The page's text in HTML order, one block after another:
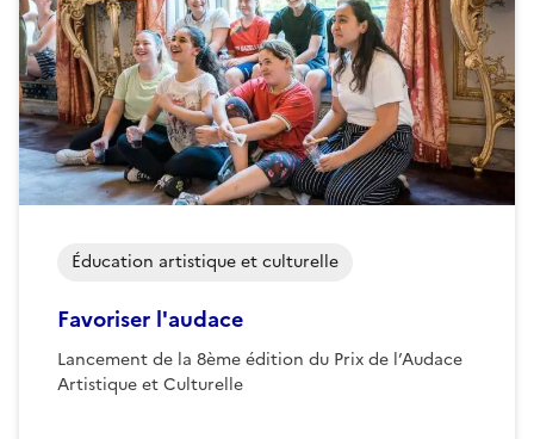
Favoriser l'audace
Lancement de la 8ème édition du Prix de l’Audace
Artistique et Culturelle
Éducation artistique et culturelle